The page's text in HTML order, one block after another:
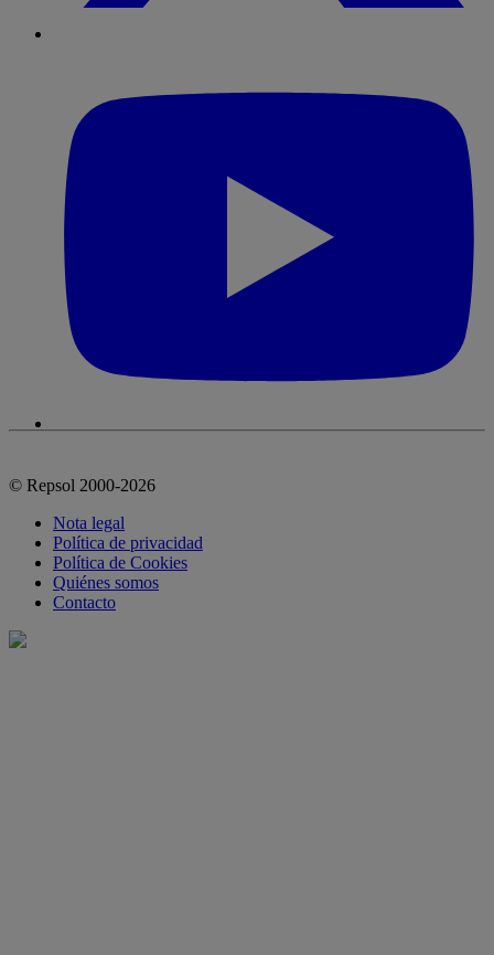
© Repsol 2000-2026
Nota legal
Política de privacidad
Política de Cookies
Quiénes somos
Contacto